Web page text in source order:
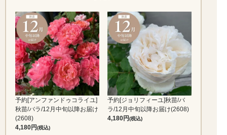
予約[アンファンドゥコライユ]
秋苗/バラ/12月中旬以降お届け
(2608)
4,180
(税込)
予約[ジョリフィーユ]秋苗/バ
ラ/12月中旬以降お届け(2608)
4,180
(税込)